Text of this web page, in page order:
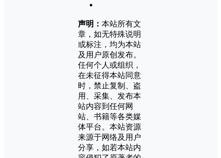
声明： 本站所有文
章，如无特殊说明
或标注，均为本站
及用户原创发布。
任何个人或组织，
在未征得本站同意
时，禁止复制、盗
用、采集、发布本
站内容到任何网
站、书籍等各类媒
体平台。本站资源
来源于网络及用户
分享，如若本站内